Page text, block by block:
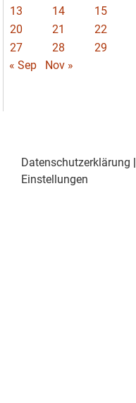
13
14 15
20
21 22
27
28 29
« Sep
Nov »
Datenschutzerklärung |
Einstellungen